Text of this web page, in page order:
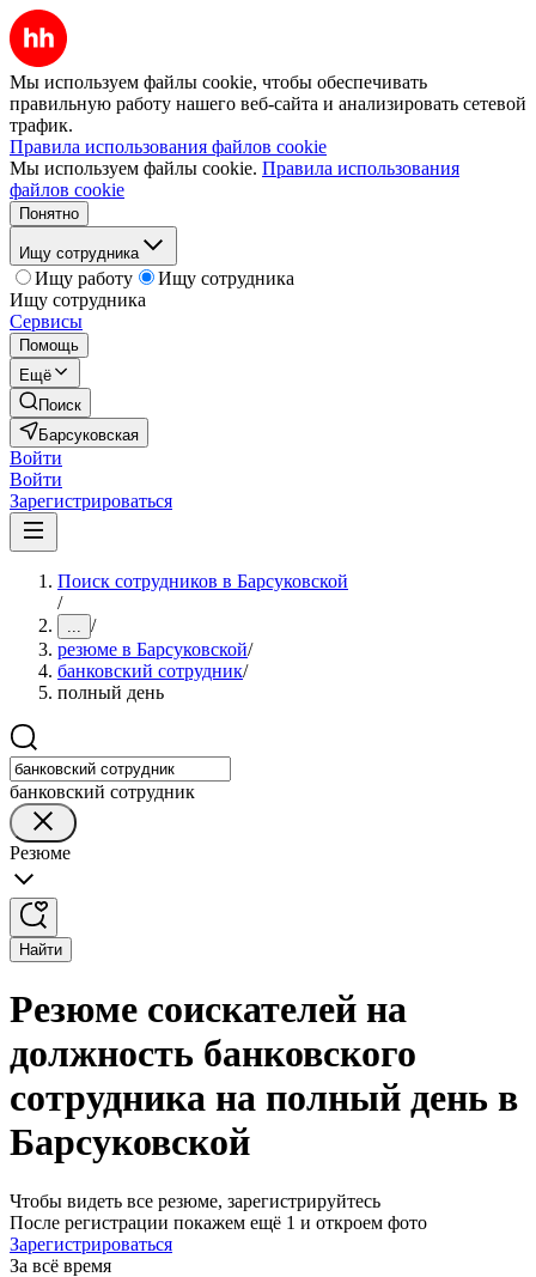
Мы используем файлы cookie, чтобы обеспечивать
правильную работу нашего веб-сайта и анализировать сетевой
трафик.
Правила использования файлов cookie
Мы используем файлы cookie. Правила использования
файлов cookie
Понятно
Ищу сотрудника
Ищу работу
Ищу сотрудника
Ищу сотрудника
Сервисы
Помощь
Ещё
Поиск
Барсуковская
Войти
Войти
Зарегистрироваться
Поиск сотрудников в Барсуковской
/
... /
резюме в Барсуковской/
банковский сотрудник/
полный день
банковский сотрудник
Резюме
Найти
Резюме соискателей на
должность банковского
сотрудника на полный день в
Барсуковской
Чтобы видеть все резюме, зарегистрируйтесь
После регистрации покажем ещё 1 и откроем фото
Зарегистрироваться
За всё время